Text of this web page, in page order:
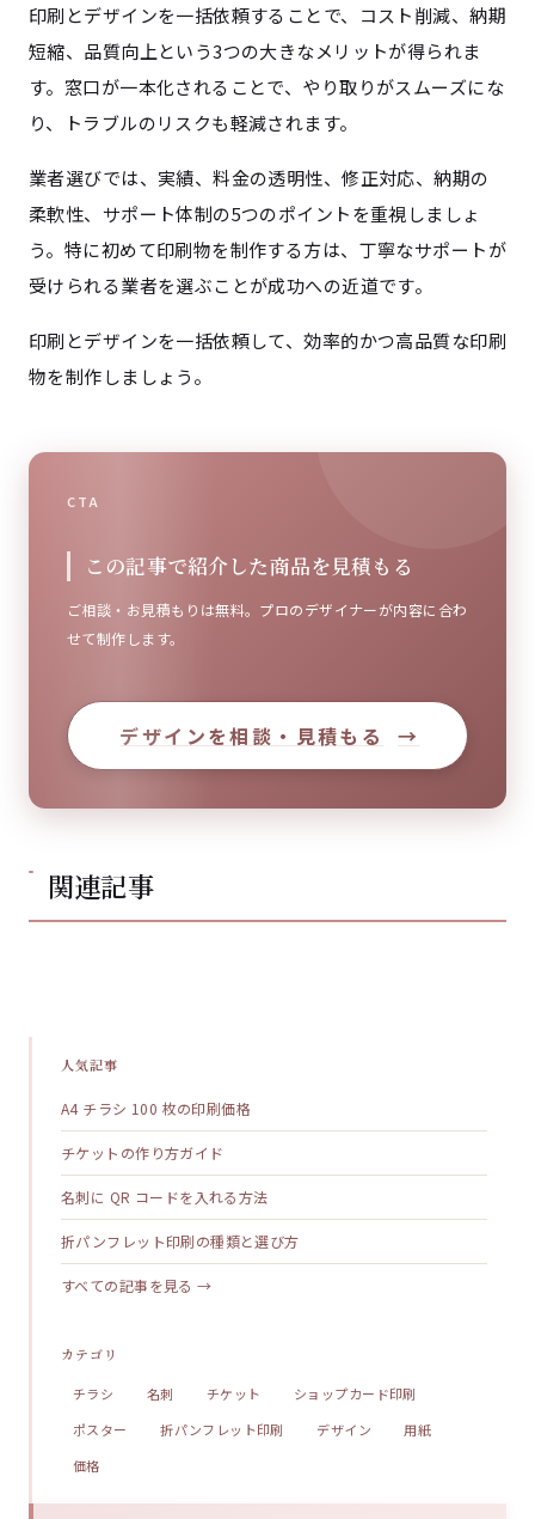
印刷とデザインを一括依頼することで、コスト削減、納期
短縮、品質向上という3つの大きなメリットが得られま
す。窓口が一本化されることで、やり取りがスムーズにな
り、トラブルのリスクも軽減されます。
業者選びでは、実績、料金の透明性、修正対応、納期の
柔軟性、サポート体制の5つのポイントを重視しましょ
う。特に初めて印刷物を制作する方は、丁寧なサポートが
受けられる業者を選ぶことが成功への近道です。
印刷とデザインを一括依頼して、効率的かつ高品質な印刷
物を制作しましょう。
CTA
この記事で紹介した商品を見積もる
ご相談・お見積もりは無料。プロのデザイナーが内容に合わ
せて制作します。
デザインを相談・見積もる →
関連記事
人気記事
A4 チラシ 100 枚の印刷価格
チケットの作り方ガイド
名刺に QR コードを入れる方法
折パンフレット印刷の種類と選び方
すべての記事を見る →
カテゴリ
チラシ 名刺 チケット
ショップカード印刷
ポスター
折パンフレット印刷 デザイン
用紙
価格